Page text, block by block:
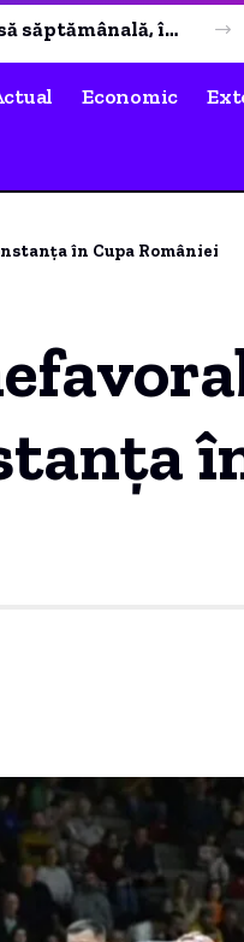
Scădere moderată a prețului carburanților după plafonarea adaosului comercial. Când se preconizează o nouă ieftinire?
Economic
în Cupa României